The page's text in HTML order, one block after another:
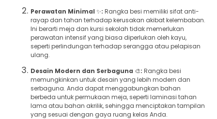
Perawatan Minimal ✨: Rangka besi memiliki sifat anti-
rayap dan tahan terhadap kerusakan akibat kelembaban.
Ini berarti meja dan kursi sekolah tidak memerlukan
perawatan intensif yang biasa diperlukan oleh kayu,
seperti perlindungan terhadap serangga atau pelapisan
ulang.
Desain Modern dan Serbaguna 🎨: Rangka besi
memungkinkan untuk desain yang lebih modern dan
serbaguna. Anda dapat menggabungkan bahan
berbeda untuk permukaan meja, seperti laminasi tahan
lama atau bahan akrilik, sehingga menciptakan tampilan
yang sesuai dengan gaya ruang kelas Anda.